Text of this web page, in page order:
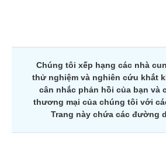
Chúng tôi xếp hạng các nhà
thử nghiệm và nghiên cứu khắt
cân nhắc phản hồi của bạn và
thương mại của chúng tôi với
Trang này chứa các đường